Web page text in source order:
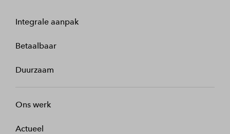
Integrale aanpak
Betaalbaar
Duurzaam
Ons werk
Actueel